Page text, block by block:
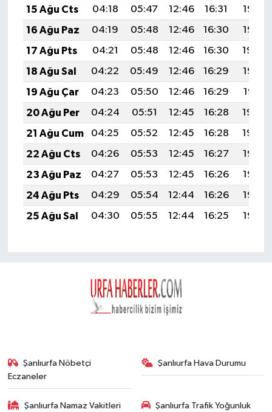
15 Ağu Cts
04:18 05:47 12:46 16:31
19:36
16 Ağu Paz
04:19 05:48 12:46 16:30
19:35
17 Ağu Pts
04:21 05:48 12:46 16:30
19:34
18 Ağu Sal
04:22 05:49 12:46 16:29
19:32
19 Ağu Çar
04:23 05:50 12:46 16:29
19:31
20 Ağu Per
04:24 05:51 12:45 16:28
19:30
21 Ağu Cum
04:25 05:52 12:45 16:28
19:29
22 Ağu Cts
04:26 05:53 12:45 16:27
19:27
23 Ağu Paz
04:27 05:53 12:45 16:26
19:26
24 Ağu Pts
04:29 05:54 12:44 16:26
19:25
25 Ağu Sal
04:30 05:55 12:44 16:25 19:23
Şanlıurfa Nöbetçi
Eczaneler
Şanlıurfa Hava Durumu
Şanlıurfa Namaz Vakitleri Şanlıurfa Trafik Yoğunluk